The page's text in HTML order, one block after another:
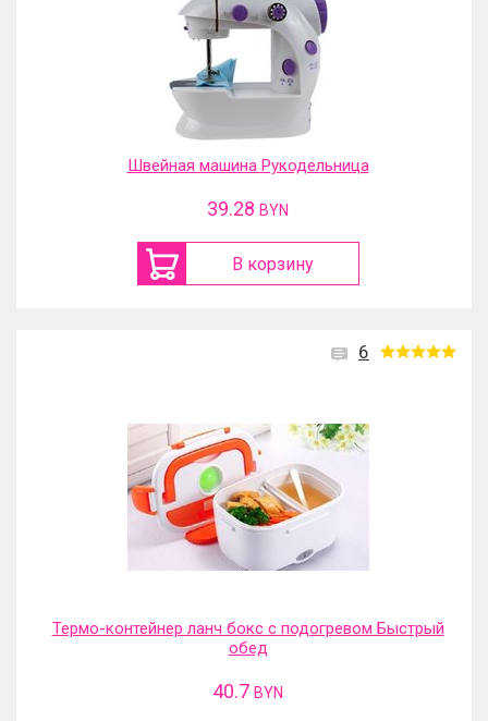
Швейная машина Рукодельница
39.28 BYN
В корзину
6
Термо-контейнер ланч бокс с подогревом Быстрый
обед
40.7 BYN